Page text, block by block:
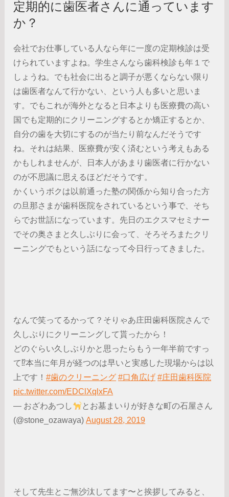
定期的に歯医者さんに通っています
か？
会社でお仕事している人なら年に一度の定期検診は受
けられていますよね。学生さんなら歯科検診も年１で
しょうね。でも社会に出ると調子が悪くならない限り
は歯医者なんて行かない、という人も多いと思いま
す。でもこれが海外となると日本よりも医療費の高い
国でも定期的にクリーニングするとか矯正するとか、
自分の歯を大切にするのが当たり前なんだそうです
ね。それは結果、医療費が安く済むという考えもある
かもしれませんが、日本人があまり歯医者に行かない
のが不思議に思えるほどだそうです。
かくいうボクは以前通った塾の関係から知り合った方
の旦那さまが歯科医院をされているという事で、そち
らでお世話になっています。先日のエクスマセミナー
でその奥さまと久しぶりに会って、そろそろまたクリ
ーニングでもという話になって今日行ってきました。
なんで笑ってるかって？そりゃあ庄田歯科医院さんで
久しぶりにクリーニングして貰ったから！
どのぐらい久しぶりかと思ったらもう一年半前ですっ
て⁉︎本当に年月が経つのは早いと実感した現場からは以
上です！#歯のクリーニング #口角広げ #庄田歯科医院
pic.twitter.com/EDClXqlxFA
— おざわあつし
とお墓まいりが好きな町の石屋さん
(@stone_ozawaya)August 28, 2019
そして先生とご無沙汰してます〜と挨拶してみると、